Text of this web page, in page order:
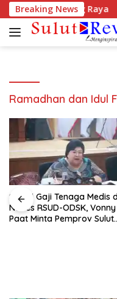
Langsung
ke
konten
Breaking News
Irigasi Bolmong Raya
Ramadhan dan Idul
Soroti Gaji Tenaga Medis
Nakes RSUD-ODSK, Vonny
Paat Minta Pemprov Sulut